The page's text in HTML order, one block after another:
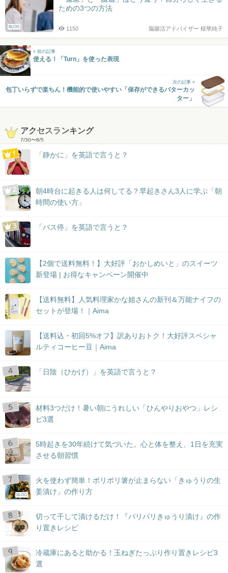
BLOG
ための3つの方法
脳腸活アドバイザー 桜華純子
1150
« 前の記事
使える！「Turn」を使った表現
次の記事 »
包丁いらずで楽ちん！機能的で使いやすい「保存ができるバターカッ
ター」
アクセスランキング
7/30〜8/5
「静かに」を英語で言うと？
朝4時台に起きる人は何してる？早起きさん3人に学ぶ「朝
時間の使い方」
「バス停」を英語で言うと？
【2個で送料無料！】大好評「おかしめいと」のスイーツ
新登場 | お得なキャンペーン開催中
【送料無料】人気料理家かな姐さんの新刊＆万能ナイフの
セットが登場！｜Aima
【送料込・初回5%オフ】訳ありおトク！大好評スペシャ
ルティコーヒー豆｜Aima
「日陰（ひかげ）」を英語で言うと？
材料3つだけ！暑い朝にうれしい「ひんやりおやつ」レシ
ピ3選
5時起きを30年続けて気づいた。心と体を整え、1日を充実
させる朝習慣
BLOG
火を使わず簡単！ポリポリ箸が止まらない「きゅうりの生
姜漬け」の作り方
切って干して漬けるだけ！『パリパリきゅうり漬け』の作
り置きレシピ
冷蔵庫にあると助かる！玉ねぎたっぷり作り置きレシピ3
選